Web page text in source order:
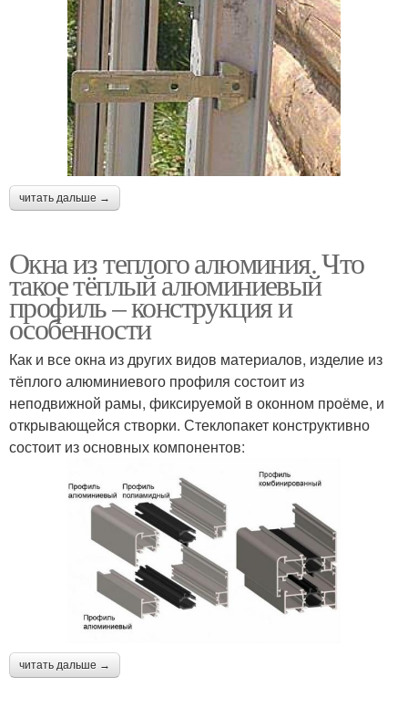
читать дальше →
Окна из теплого алюминия. Что
такое тёплый алюминиевый
профиль – конструкция и
особенности
Как и все окна из других видов материалов, изделие из
тёплого алюминиевого профиля состоит из
неподвижной рамы, фиксируемой в оконном проёме, и
открывающейся створки. Стеклопакет конструктивно
состоит из основных компонентов:
читать дальше →